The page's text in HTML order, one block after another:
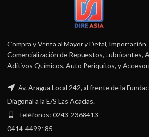
Compra y Venta al Mayor y Detal,
Comercialización de Repuestos, Lubricantes,
Aditivos Químicos, Auto Periquitos, y
Av. Aragua Local 242, al frente de la
Diagonal a la E/S Las Acacias.
Teléfonos: 0243-2368413
0414-4499185